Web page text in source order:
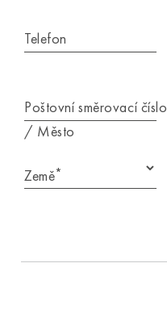
Telefon
Poštovní směrovací číslo
/ Město
Země*